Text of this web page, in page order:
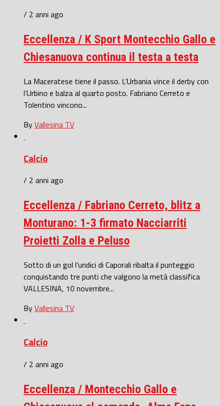
/ 2 anni ago
Eccellenza / K Sport Montecchio Gallo e
Chiesanuova continua il testa a testa
La Maceratese tiene il passo. L’Urbania vince il derby con
l’Urbino e balza al quarto posto. Fabriano Cerreto e
Tolentino vincono...
ByVallesina TV
Calcio
/ 2 anni ago
Eccellenza / Fabriano Cerreto, blitz a
Monturano: 1-3 firmato Nacciarriti
Proietti Zolla e Peluso
Sotto di un gol l’undici di Caporali ribalta il punteggio
conquistando tre punti che valgono la metà classifica
VALLESINA, 10 novembre...
ByVallesina TV
Calcio
/ 2 anni ago
Eccellenza / Montecchio Gallo e